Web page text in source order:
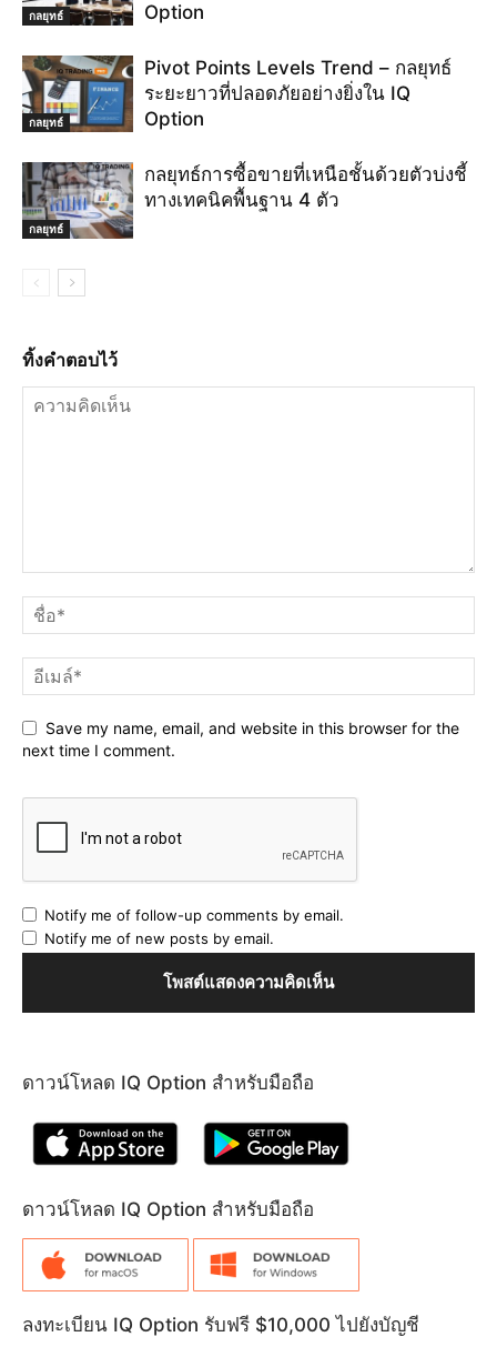
กลยุทธ์
Option
กลยุทธ์
Pivot Points Levels Trend – กลยุทธ์
ระยะยาวที่ปลอดภัยอย่างยิ่งใน IQ
Option
กลยุทธ์
กลยุทธ์การซื้อขายที่เหนือชั้นด้วยตัวบ่งชี้
ทางเทคนิคพื้นฐาน 4 ตัว
ทิ้งคำตอบไว้
Save my name, email, and website in this browser for the
next time I comment.
Notify me of follow-up comments by email.
Notify me of new posts by email.
ดาวน์โหลด IQ Option สำหรับมือถือ
ดาวน์โหลด IQ Option สำหรับมือถือ
ลงทะเบียน IQ Option รับฟรี $10,000 ไปยังบัญชี